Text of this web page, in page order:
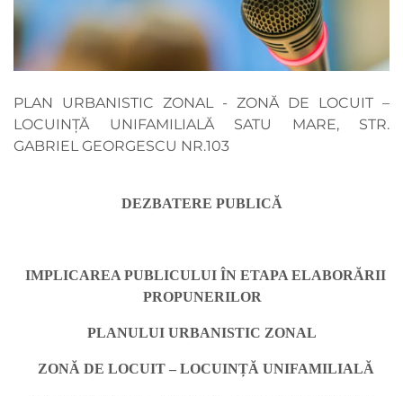
PLAN URBANISTIC ZONAL - ZONĂ DE LOCUIT –
LOCUINȚĂ UNIFAMILIALĂ SATU MARE, STR.
GABRIEL GEORGESCU NR.103
DEZBATERE PUBLICĂ
IMPLICAREA PUBLICULUI ÎN ETAPA ELABORĂRII
PROPUNERILOR
PLANULUI URBANISTIC ZONAL
ZONĂ DE LOCUIT – LOCUINȚĂ UNIFAMILIALĂ